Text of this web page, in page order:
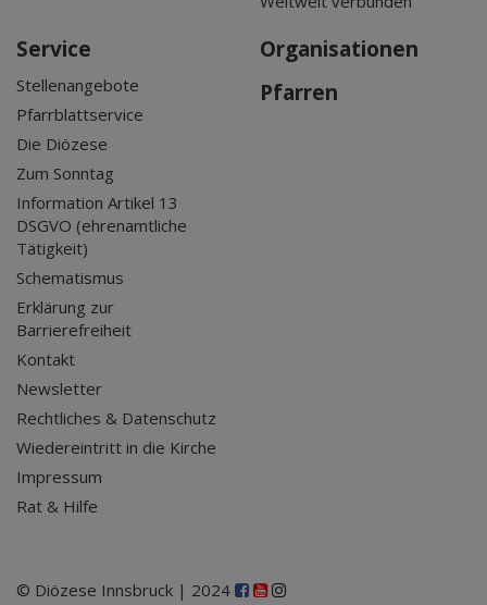
Service
Stellenangebote
Pfarrblattservice
Die Diözese
Zum Sonntag
Information Artikel 13
DSGVO (ehrenamtliche
Tätigkeit)
Schematismus
Erklärung zur
Barrierefreiheit
Kontakt
Newsletter
Rechtliches & Datenschutz
Wiedereintritt in die Kirche
Impressum
Rat & Hilfe
Organisationen
Pfarren
© Diözese Innsbruck | 2024